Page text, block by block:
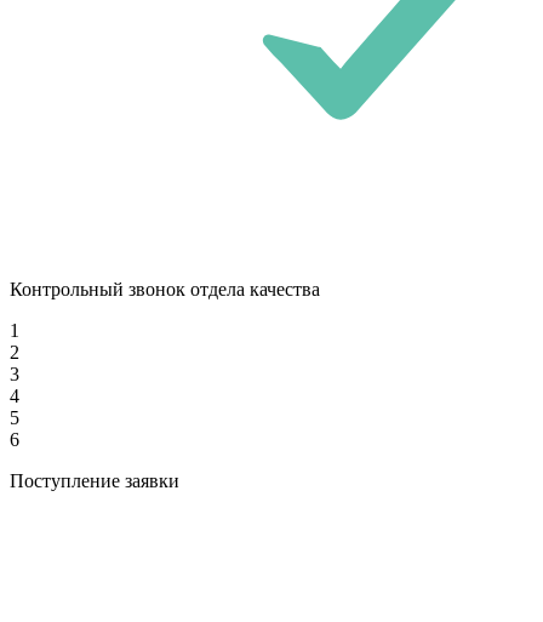
Контрольный звонок отдела качества
1
2
3
4
5
6
Поступление заявки